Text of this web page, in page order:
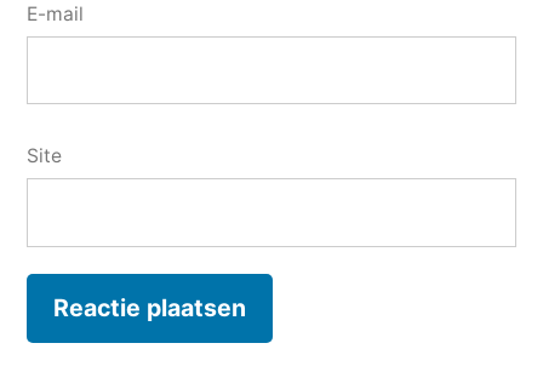
E-mail
Site